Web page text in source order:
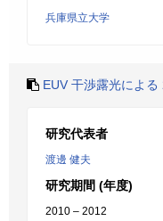
兵庫県立大学
EUV 干渉露光によ
研究代表者
渡邊 健夫
研究期間 (年度)
2010 – 2012